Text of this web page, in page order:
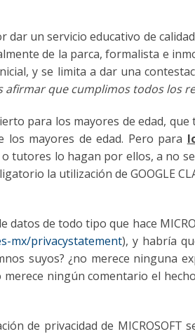
un servicio educativo de
de la parca, formalista e
y se limita a dar una
que cumplimos todos los
para los mayores de edad,
los mayores de edad. Pero para
tutores lo hagan por ellos, a no
la utilización de GOOGLE
de todo tipo que hace
mx/privacystatement), y habría
suyos? ¿no merece ninguna
ningún comentario el
de privacidad de